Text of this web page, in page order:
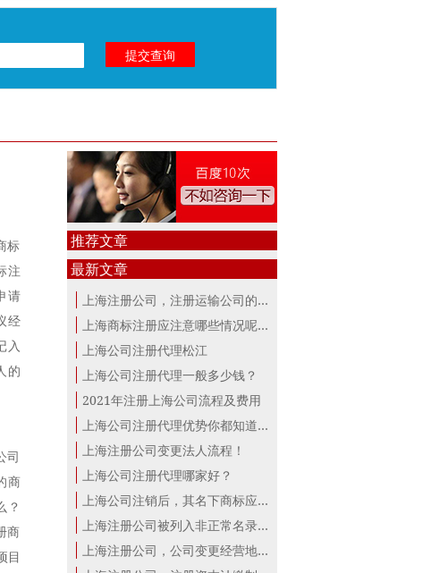
标
注
请
经
入
的
司
商
？
商
目
推荐文章
最新文章
上海注册公司，注册运输公司的条件！
上海商标注册应注意哪些情况呢？
上海公司注册代理松江
上海公司注册代理一般多少钱？
2021年注册上海公司流程及费用
上海公司注册代理优势你都知道？
上海注册公司变更法人流程！
上海公司注册代理哪家好？
上海公司注销后，其名下商标应该怎么...
上海注册公司被列入非正常名录这三点...
上海注册公司，公司变更经营地注册地...